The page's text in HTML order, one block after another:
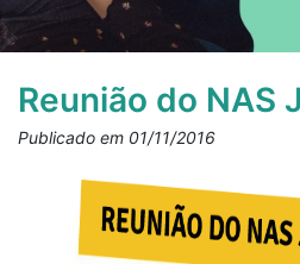
Reunião do NAS
Publicado em 01/11/2016